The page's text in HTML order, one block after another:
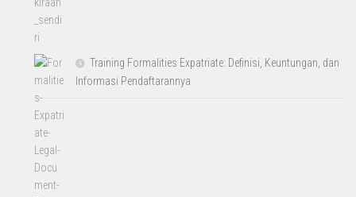
Training Formalities Expatriate: Definisi, Keuntungan, dan
Informasi Pendaftarannya